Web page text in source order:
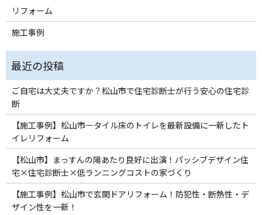
リフォーム
施工事例
ご自宅は大丈夫ですか？松山市で住宅診断士が行う安心の住宅診
断
【施工事例】松山市－タイル床のトイレを最新設備に一新したト
イレリフォーム
【松山市】まっすんの陽あたり良好に出演！パッシブデザイン住
宅×住宅診断士×低ランニングコストの家づくり
【施工事例】松山市で玄関ドアリフォーム！防犯性・断熱性・デ
ザイン性を一新！